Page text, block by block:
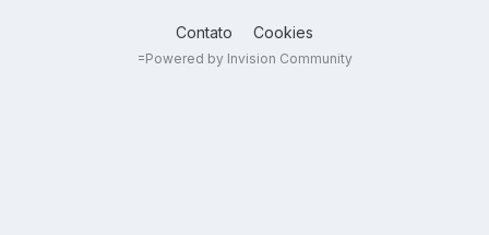
Contato Cookies
=Powered by Invision Community